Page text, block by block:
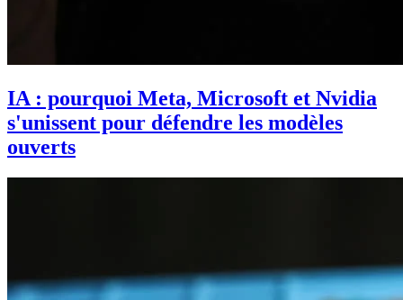
IA : pourquoi Meta, Microsoft et Nvidia
s'unissent pour défendre les modèles
ouverts